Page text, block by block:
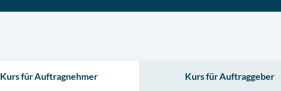
Kurs für Auftragnehmer Kurs für Auftraggeber